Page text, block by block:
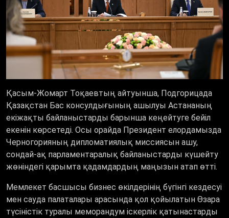
Қасым-Жомарт Тоқаевтың айтуынша, Подгорицада
Қазақстан Бас консулдығының ашылуы Астананың
екіжақты байланыстарды барынша кеңейтуге бейіл
екенін көрсетеді. Осы орайда Президент елордамызда
Черногорияның дипломатиялық миссиясын ашу,
сондай-ақ парламентаралық байланыстарды күшейту
жөніндегі қарымта қадамдардың маңызын атап өтті.
Мемлекет басшысы бизнес өкілдерінің бүгінгі кездесуі
мен сауда палаталары арасында қол қойылатын Өзара
түсіністік туралы меморандум іскерлік қатынастарды